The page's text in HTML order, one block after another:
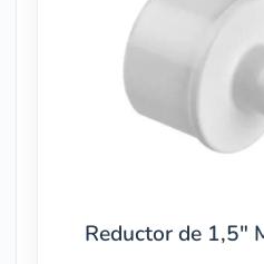
Reductor de 1,5″